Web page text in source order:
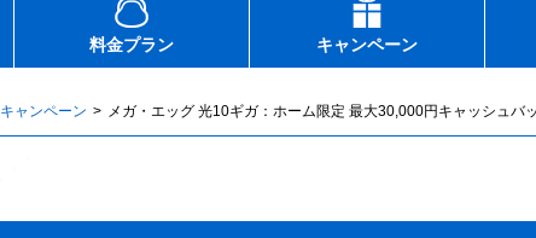
料金プラン キャンペーン
キャンペーン メガ・エッグ 光10ギガ：ホーム限定 最大30,000円キャッシュバ